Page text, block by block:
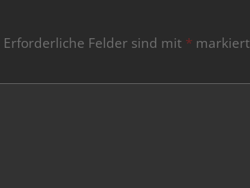
Erforderliche Felder sind mit * markiert